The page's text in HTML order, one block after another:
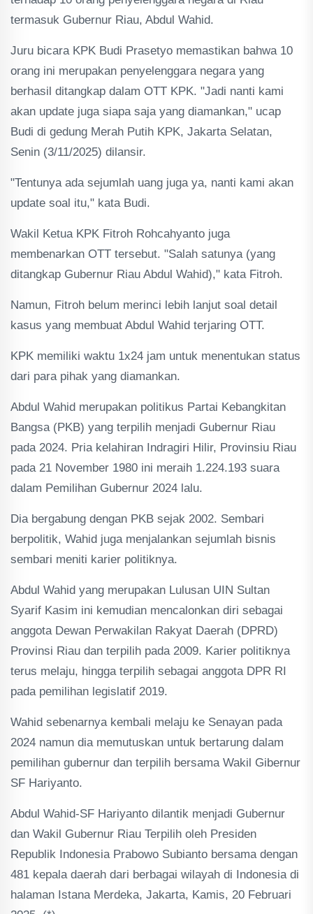
termasuk Gubernur Riau, Abdul Wahid.
Juru bicara KPK Budi Prasetyo memastikan bahwa 10
orang ini merupakan penyelenggara negara yang
berhasil ditangkap dalam OTT KPK. "Jadi nanti kami
akan update juga siapa saja yang diamankan," ucap
Budi di gedung Merah Putih KPK, Jakarta Selatan,
Senin (3/11/2025) dilansir.
"Tentunya ada sejumlah uang juga ya, nanti kami akan
update soal itu," kata Budi.
Wakil Ketua KPK Fitroh Rohcahyanto juga
membenarkan OTT tersebut. "Salah satunya (yang
ditangkap Gubernur Riau Abdul Wahid)," kata Fitroh.
Namun, Fitroh belum merinci lebih lanjut soal detail
kasus yang membuat Abdul Wahid terjaring OTT.
KPK memiliki waktu 1x24 jam untuk menentukan status
dari para pihak yang diamankan.
Abdul Wahid merupakan politikus Partai Kebangkitan
Bangsa (PKB) yang terpilih menjadi Gubernur Riau
pada 2024. Pria kelahiran Indragiri Hilir, Provinsiu Riau
pada 21 November 1980 ini meraih 1.224.193 suara
dalam Pemilihan Gubernur 2024 lalu.
Dia bergabung dengan PKB sejak 2002. Sembari
berpolitik, Wahid juga menjalankan sejumlah bisnis
sembari meniti karier politiknya.
Abdul Wahid yang merupakan Lulusan UIN Sultan
Syarif Kasim ini kemudian mencalonkan diri sebagai
anggota Dewan Perwakilan Rakyat Daerah (DPRD)
Provinsi Riau dan terpilih pada 2009. Karier politiknya
terus melaju, hingga terpilih sebagai anggota DPR RI
pada pemilihan legislatif 2019.
Wahid sebenarnya kembali melaju ke Senayan pada
2024 namun dia memutuskan untuk bertarung dalam
pemilihan gubernur dan terpilih bersama Wakil Gibernur
SF Hariyanto.
Abdul Wahid-SF Hariyanto dilantik menjadi Gubernur
dan Wakil Gubernur Riau Terpilih oleh Presiden
Republik Indonesia Prabowo Subianto bersama dengan
481 kepala daerah dari berbagai wilayah di Indonesia di
halaman Istana Merdeka, Jakarta, Kamis, 20 Februari